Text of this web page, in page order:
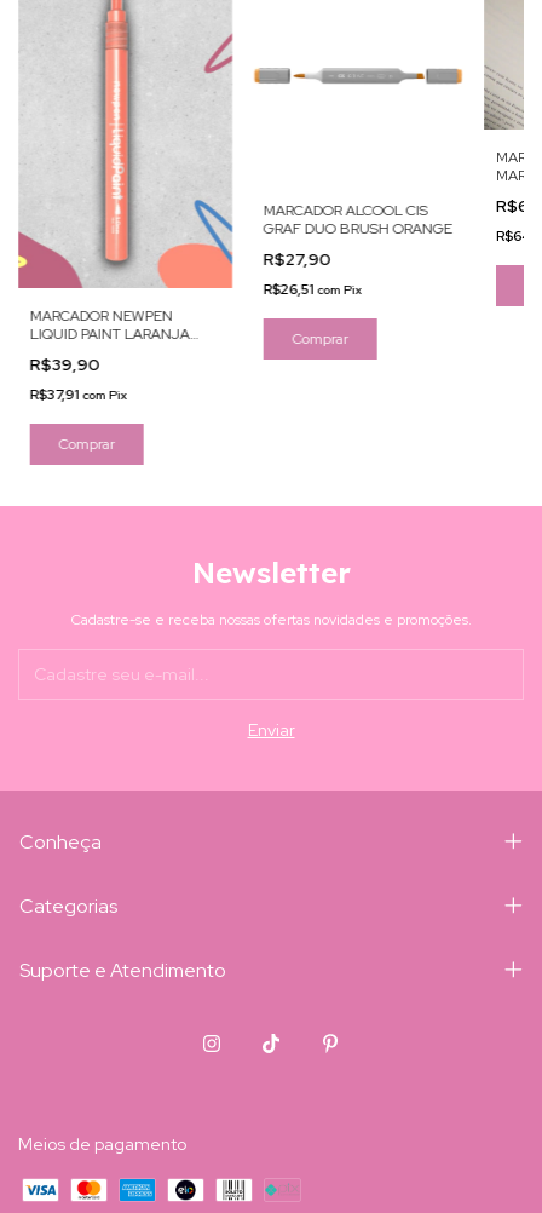
MARCADOR NEWPEN
LIQUID PAINT LARANJA
R$39,90
R$37,91com Pix
MARCADOR ALCOOL CIS
GRAF DUO BRUSH ORANGE
R$27,90
R$26,51com Pix
Newsletter
Cadastre-se e receba nossas ofertas novidades e promoções.
Conheça
Categorias
Suporte e Atendimento
Meios de pagamento